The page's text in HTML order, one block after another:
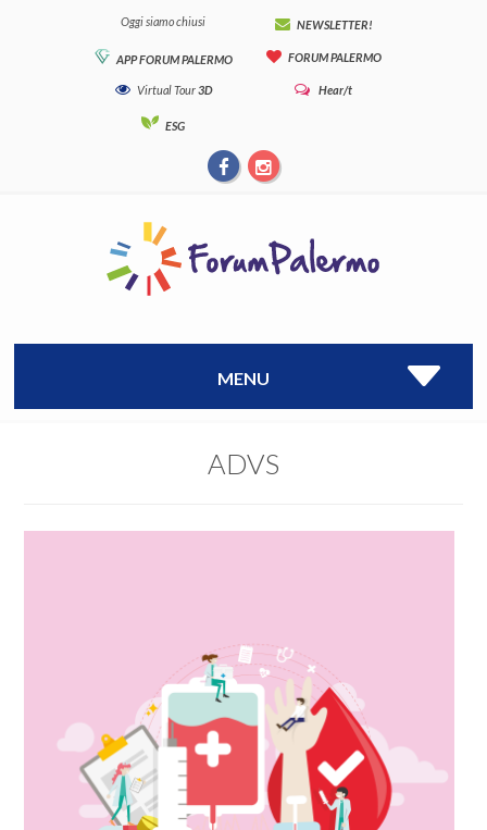
Oggi siamo chiusi NEWSLETTER!
APP FORUM PALERMO FORUM PALERMO
Virtual Tour3D Hear/t
ESG
MENU
ADVS